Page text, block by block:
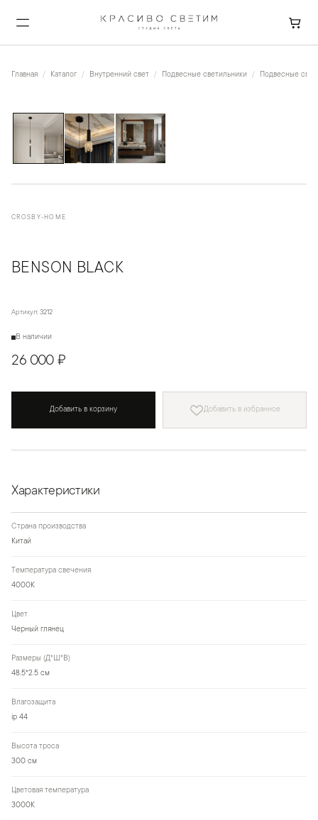
Главная Каталог Внутренний свет Подвесные светильники Подвесные
CROSBY-HOME
BENSON BLACK
Артикул: 3212
В наличии
26 000 ₽
Добавить в корзину Добавить в избранное
Характеристики
Страна производства
Китай
Температура свечения
4000К
Цвет
Черный глянец
Размеры (Д*Ш*В)
48.5*2.5 см
Влагозащита
ip 44
Высота троса
300 см
Цветовая температура
3000К